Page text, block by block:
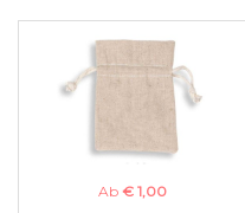
Ab € 1,00